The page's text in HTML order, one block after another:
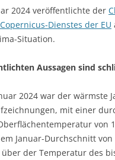
2024 veröffentlichte der
Dienstes der EU
Situation.
Aussagen sind
2024 war der wärmste
mit einer
von
Januar-Durchschnitt von
über der Temperatur des